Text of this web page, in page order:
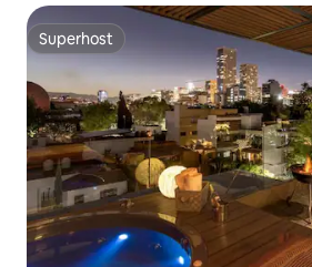
Superhost
Superhost